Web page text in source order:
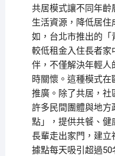
共居模式讓不同年齡
生活資源，降低居住
如，台北市推出的「
較低租金入住長者家
伴，不僅解決年輕人
時關懷。這種模式
推廣。除了共居，社
許多民間團體與地方
點」，提供共餐、健
長輩走出家門，建立
據點每天吸引超過50